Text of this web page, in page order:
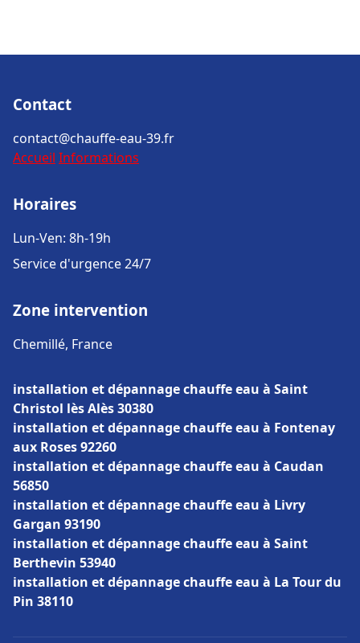
Contact
contact@chauffe-eau-39.fr
Accueil Informations
Horaires
Lun-Ven: 8h-19h
Service d'urgence 24/7
Zone intervention
Chemillé, France
installation et dépannage chauffe eau à Saint
Christol lès Alès 30380
installation et dépannage chauffe eau à Fontenay
aux Roses 92260
installation et dépannage chauffe eau à Caudan
56850
installation et dépannage chauffe eau à Livry
Gargan 93190
installation et dépannage chauffe eau à Saint
Berthevin 53940
installation et dépannage chauffe eau à La Tour du
Pin 38110